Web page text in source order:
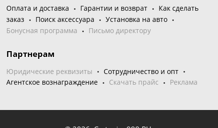
Оплата и доставка Гарантии и возврат
Как сделать
заказ
Поиск аксессуара
Установка на авто
Бонусная программа
Письмо директору
Партнерам
Юридические реквизиты
Сотрудничество и опт
Агентское вознаграждение
Скачать прайс Реклама